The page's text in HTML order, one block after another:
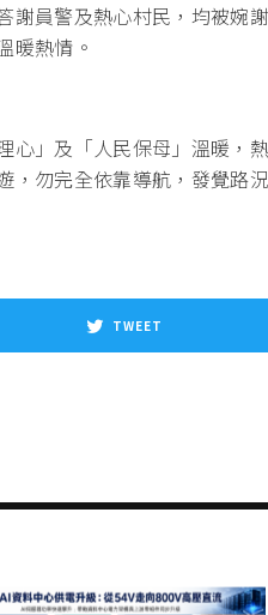
謝員警及熱心村民，均被婉
暖熱情。
心」及「人民保母」溫暖，
，勿完全依靠導航，發覺路
TWEET